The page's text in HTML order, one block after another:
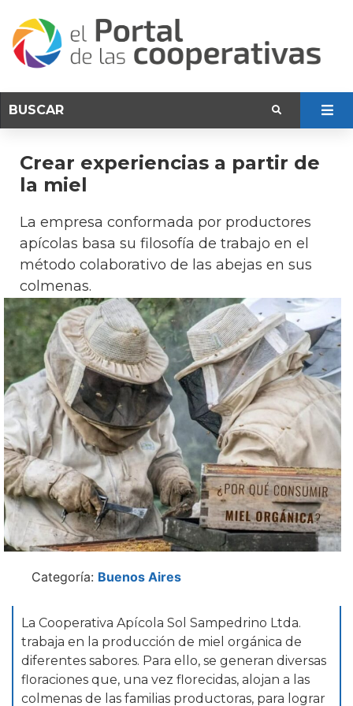
Crear experiencias a partir de
la miel
La empresa conformada por productores
apícolas basa su filosofía de trabajo en el
método colaborativo de las abejas en sus
colmenas.
Categoría: Buenos Aires
La Cooperativa Apícola Sol Sampedrino Ltda.
trabaja en la producción de miel orgánica de
diferentes sabores. Para ello, se generan diversas
floraciones que, una vez florecidas, alojan a las
colmenas de las familias productoras, para lograr